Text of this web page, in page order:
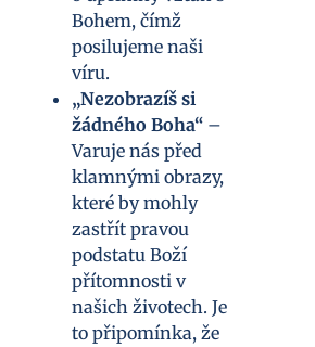
Bohem, čímž
posilujeme naši
víru.
„Nezobrazíš si
žádného Boha“ –
Varuje nás před
klamnými obrazy,
které by mohly
zastřít pravou
podstatu Boží
přítomnosti v
našich životech. Je
to připomínka, že